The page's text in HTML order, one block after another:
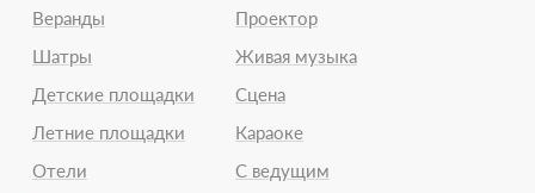
Веранды
Шатры
Детские площадки
Летние площадки
Отели
Проектор
Живая музыка
Сцена
Караоке
С ведущим